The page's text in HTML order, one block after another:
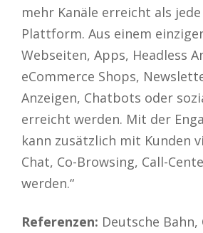
mehr Kanäle erreicht als
Plattform. Aus einem
Webseiten, Apps, Headless
eCommerce Shops,
Anzeigen, Chatbots oder
erreicht werden. Mit der
kann zusätzlich mit Kunden
Chat, Co-Browsing, Call-
werden.“
Referenzen: Deutsche Bahn,